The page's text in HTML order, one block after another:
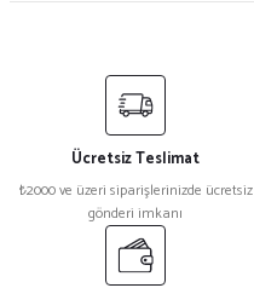
Ücretsiz Teslimat
₺2000 ve üzeri siparişlerinizde ücretsiz
gönderi imkanı